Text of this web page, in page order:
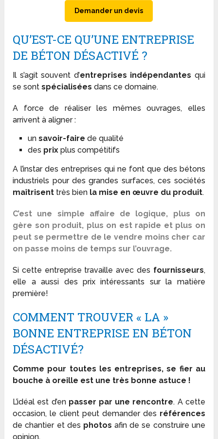
Demander un devis
QU’EST-CE QU’UNE ENTREPRISE
DE BÉTON DÉSACTIVÉ ?
Il s’agit souvent d’entreprises indépendantes qui
se sontspécialiséesdans ce domaine.
A force de réaliser les mêmes ouvrages, elles
arrivent à aligner :
un savoir-faire de qualité
des prix plus compétitifs
A l’instar des entreprises qui ne font que des bétons
industriels pour des grandes surfaces, ces sociétés
maîtrisent très bien la mise en œuvre du produit.
C’est une simple affaire de logique, plus on
gère son produit, plus on est rapide et plus on
peut se permettre de le vendre moins cher car
on passe moins de temps sur l’ouvrage.
Si cette entreprise travaille avec des fournisseurs,
elle a aussi des prix intéressants sur la matière
première!
COMMENT TROUVER « LA »
BONNE ENTREPRISE EN BÉTON
DÉSACTIVÉ?
Comme pour toutes les entreprises, se fier au
bouche à oreille est une très bonne astuce !
L’idéal est d’en passer par une rencontre. A cette
occasion, le client peut demander des références
de chantier et des photosafin de se construire une
opinion.